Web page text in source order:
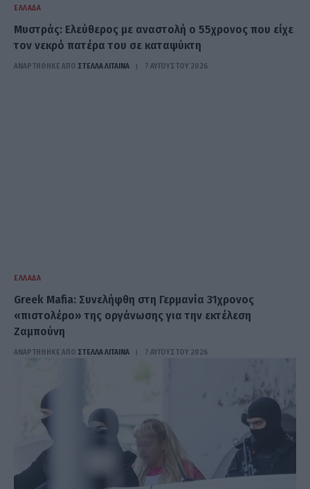
ΕΛΛΆΔΑ
Μυστράς: Ελεύθερος με αναστολή ο 55χρονος που είχε
τον νεκρό πατέρα του σε καταψύκτη
ΑΝΑΡΤΗΘΗΚΕ ΑΠΟ ΣΤΈΛΛΑ ΛΊΤΑΙΝΑ 7 ΑΥΓΟΎΣΤΟΥ 2026
ΕΛΛΆΔΑ
Greek Mafia: Συνελήφθη στη Γερμανία 31χρονος
«πιστολέρο» της οργάνωσης για την εκτέλεση
Ζαμπούνη
ΑΝΑΡΤΗΘΗΚΕ ΑΠΟ ΣΤΈΛΛΑ ΛΊΤΑΙΝΑ 7 ΑΥΓΟΎΣΤΟΥ 2026